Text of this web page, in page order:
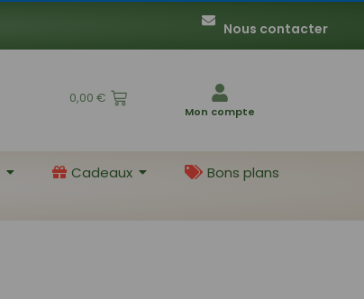
Nous contacter
0,00 €
Mon compte
Cadeaux
Bons plans